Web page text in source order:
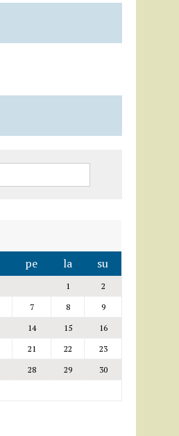
pe la su
1
2
7 8
9
14 15
16
21 22
23
28 29
30